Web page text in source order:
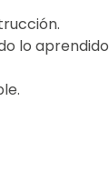
lo aprendido